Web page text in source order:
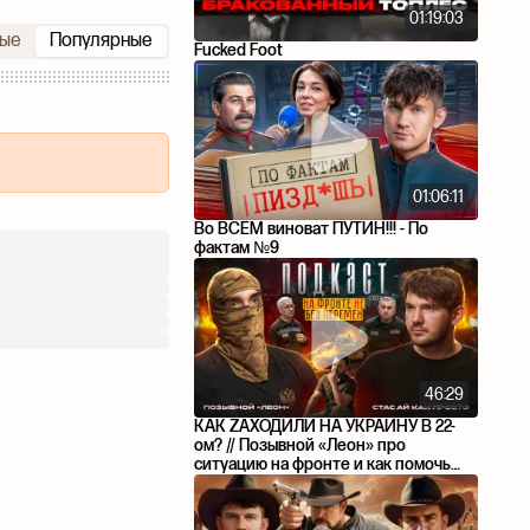
01:19:03
Fucked Foot
01:06:11
Во ВСËМ виноват ПУТИН!!! - По
фактам №9
46:29
КАК ZАХОДИЛИ НА УКРАИНУ В 22-
ом? // Позывной «Леон» про
ситуацию на фронте и как помочь
бойцам
Популярные